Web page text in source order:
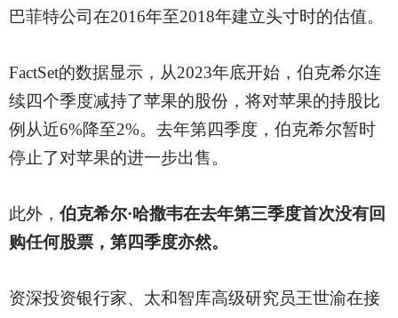
巴菲特公司在2016年至2018年建立头寸时的估值。
FactSet的数据显示，从2023年底开始，伯克希尔连
续四个季度减持了苹果的股份，将对苹果的持股比
例从近6%降至2%。去年第四季度，伯克希尔暂时
停止了对苹果的进一步出售。
此外， 伯克希尔·哈撒韦在去年第三季度首次没有回
购任何股票，第四季度亦然。
资深投资银行家、太和智库高级研究员王世渝在接